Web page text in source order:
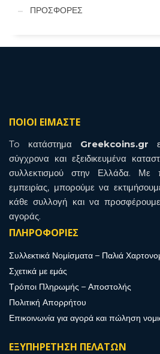
ΠΡΟΣΦΟΡΕΣ
ΠΟΙΟΙ ΕΙΜΑΣΤΕ
To κατάστημα Greekcoins.gr
σύγχρονα και εξειδικευμένα
συλλεκτισμού στην Ελλάδα.
εμπειρίας, μπορούμε να
κάθε συλλογή και να
αγοράς.
ΠΛΗΡΟΦΟΡΙΕΣ
Συλλεκτικά Νομίσματα – Παλιά
Σχετικά με εμάς
Τρόποι Πληρωμής – Αποστολής
Πολιτική Απορρήτου
Επικοινωνία για αγορά και πώληση
ΕΞΥΠΗΡΕΤΗΣΗ ΠΕΛΑΤΩΝ